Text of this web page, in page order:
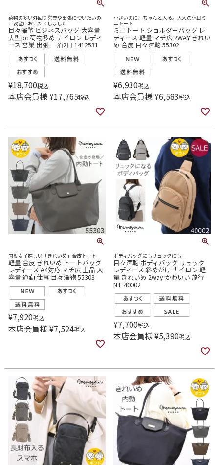
荷物の多い外回り営業や出張に使いたいの
ご要望におこたえしました
目々澤鞄 ビジネスバッグ 大容量
大型pc 荷物多め ナイロン レディ
ース 営業 出張 一泊2日 1412531
¥18,700税込
本店会員様¥17,765税込
小さいのに、ちゃんと入る。大人の休日ミ
ニトート
ミニトート ショルダーバッグ レ
ディース 軽量 マチ広 2WAY きれい
め 合皮 目々澤鞄 55302
¥6,930税込
本店会員様¥6,583税込
内勤女子嬉しい「きれいめ」合皮トート
軽量 合皮 きれいめ トートバッグ
レディース A4対応 マチ広 上品 大
容量 通勤 仕事 目々澤鞄 55303
¥7,920税込
本店会員様¥7,524税込
ボディバッグにもリュックにも
目々澤鞄 ボディバッグ リュック
レディース 斜めがけ ナイロン 軽
量 きれいめ 2way かわいい 旅行
N.F 40002
¥7,700税込
本店会員様¥5,390税込